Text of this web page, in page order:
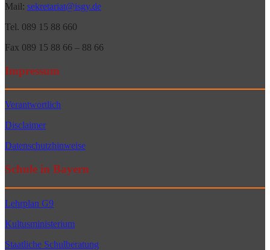
Mail: sekretariat@isgy.de
Tel. 089 15 88 660
Fax 089 15 88 66 – 88 66
Impressum
Verantwortlich
Disclaimer
Datenschutzhinweise
Schule in Bayern
Lehrplan G9
Kultusministerium
Staatliche Schulberatung